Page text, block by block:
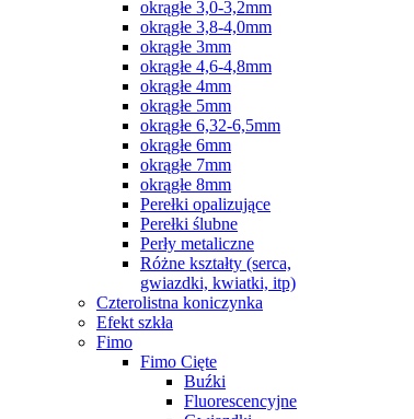
okrągłe 3,0-3,2mm
okrągłe 3,8-4,0mm
okrągłe 3mm
okrągłe 4,6-4,8mm
okrągłe 4mm
okrągłe 5mm
okrągłe 6,32-6,5mm
okrągłe 6mm
okrągłe 7mm
okrągłe 8mm
Perełki opalizujące
Perełki ślubne
Perły metaliczne
Różne kształty (serca,
gwiazdki, kwiatki, itp)
Czterolistna koniczynka
Efekt szkła
Fimo
Fimo Cięte
Buźki
Fluorescencyjne